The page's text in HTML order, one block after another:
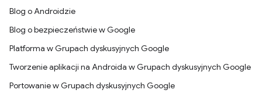
Blog o Androidzie
Blog o bezpieczeństwie w Google
Platforma w Grupach dyskusyjnych Google
Tworzenie aplikacji na Androida w Grupach dyskusyjnych Google
Portowanie w Grupach dyskusyjnych Google